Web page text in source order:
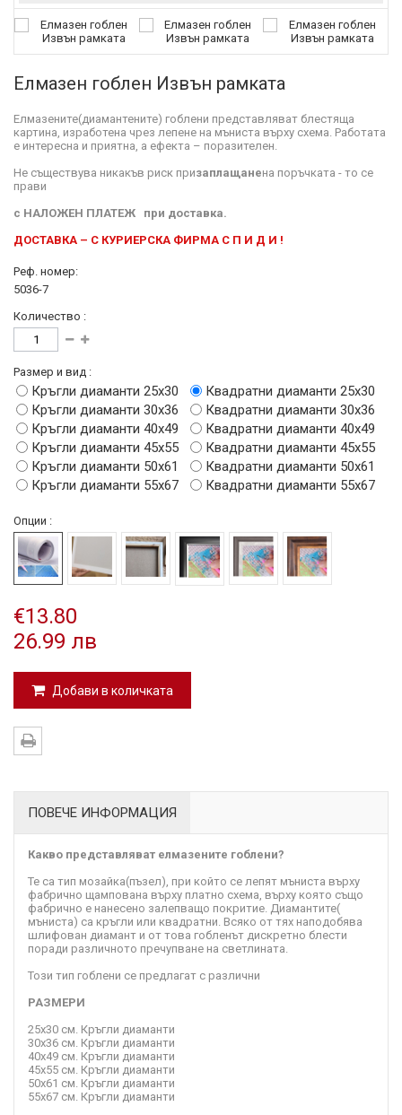
Елмазен гоблен Извън рамката
Елмазените(диамантените) гоблени представляват блестяща
картина, изработена чрез лепене на мъниста върху схема. Работата
е интересна и приятна, а ефекта – поразителен.
Не съществува никакъв риск призаплащанена поръчката - то се
прави
с НАЛОЖЕН ПЛАТЕЖ
при доставка.
ДОСТАВКА – С КУРИЕРСКА ФИРМА С П И Д И !
Реф. номер:
5036-7
Количество :
Размер и вид :
Кръгли диаманти 25х30
Квадратни диаманти 25х30
Кръгли диаманти 30х36
Квадратни диаманти 30х36
Кръгли диаманти 40х49
Квадратни диаманти 40х49
Кръгли диаманти 45х55
Квадратни диаманти 45х55
Кръгли диаманти 50х61
Квадратни диаманти 50х61
Кръгли диаманти 55х67
Квадратни диаманти 55х67
Опции :
€13.80
26.99 лв
Добави в количката
ПОВЕЧЕ ИНФОРМАЦИЯ
Какво представляват елмазените гоблени?
Те са тип мозайка(пъзел), при който се лепят мъниста върху
фабрично щампована върху платно схема, върху която също
фабрично е нанесено залепващо покритие. Диамантите(
мъниста) са кръгли или квадратни. Всяко от тях наподобява
шлифован диамант и от това гобленът дискретно блести
поради различното пречупване на светлината.
Този тип гоблени се предлагат с различни
РАЗМЕРИ
25x30 см. Кръгли диаманти
30x36 см. Кръгли диаманти
40x49 см. Кръгли диаманти
45x55 см. Кръгли диаманти
50x61 см. Кръгли диаманти
55x67 см. Кръгли диаманти